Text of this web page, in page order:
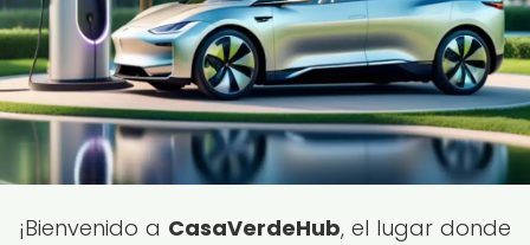
¡Bienvenido a CasaVerdeHub, el lugar donde